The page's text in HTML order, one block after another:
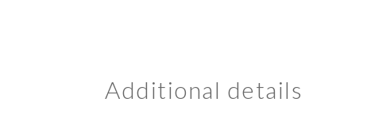
Additional details